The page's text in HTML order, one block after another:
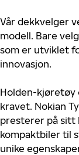
Vår dekkvelger
modell. Bare
som er utviklet
innovasjon.
Holden-kjøretøy
kravet. Nokian
presterer på sitt
kompaktbiler til
unike